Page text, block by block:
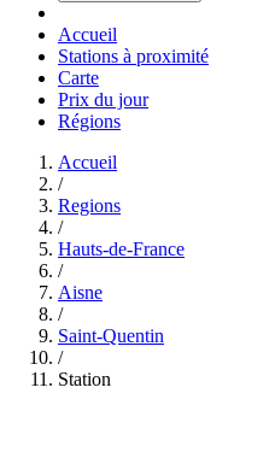
Accueil
Stations à proximité
Carte
Prix du jour
Régions
Accueil
/
Regions
/
Hauts-de-France
/
Aisne
/
Saint-Quentin
/
Station